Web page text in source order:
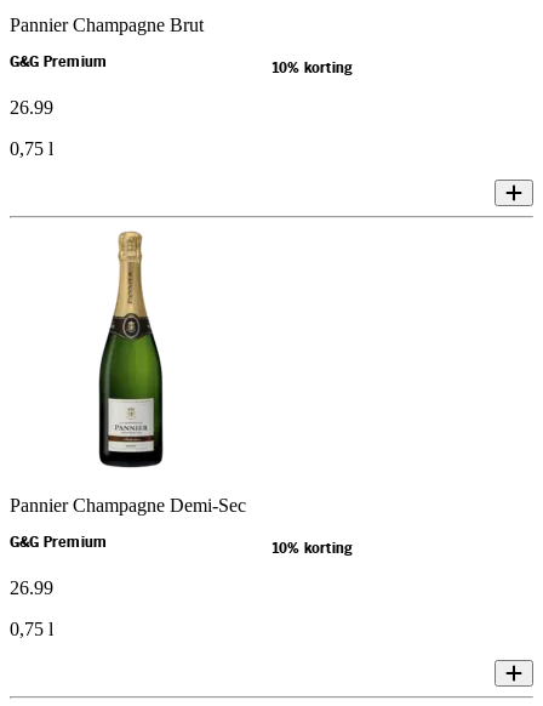
Pannier Champagne Brut
G&G Premium 10% korting
26.99
0,75 l
Pannier Champagne Demi-Sec
G&G Premium 10% korting
26.99
0,75 l